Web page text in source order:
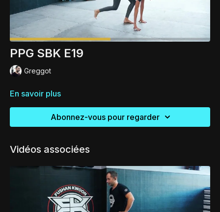
PPG SBK E19
Greggot
En savoir plus
Abonnez-vous pour regarder
Vidéos associées